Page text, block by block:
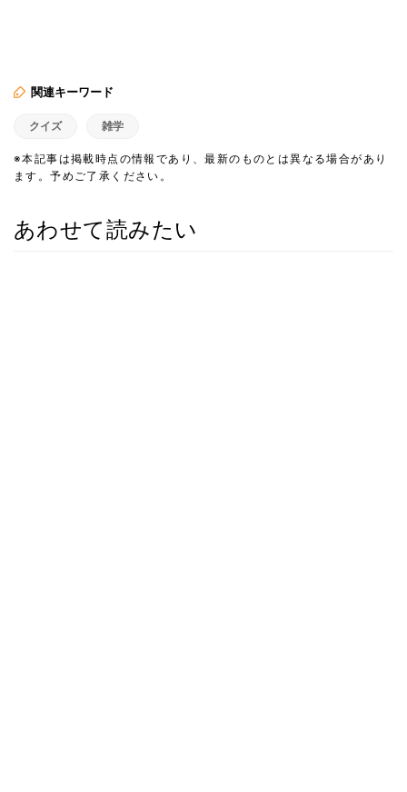
関連キーワード
クイズ 雑学
※本記事は掲載時点の情報であり、最新のものとは異なる場合があり
ます。予めご了承ください。
あわせて読みたい